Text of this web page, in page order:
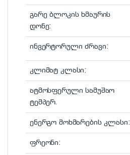
გარე ბლოკის ხმაურის
დონე:
ინვერტორული ძრავი:
კლიმატ კლასი:
ატმოსფერული სამუშაო
ტემპერ.
ენერგო მოხმარების კლასი:
ფრეონი: